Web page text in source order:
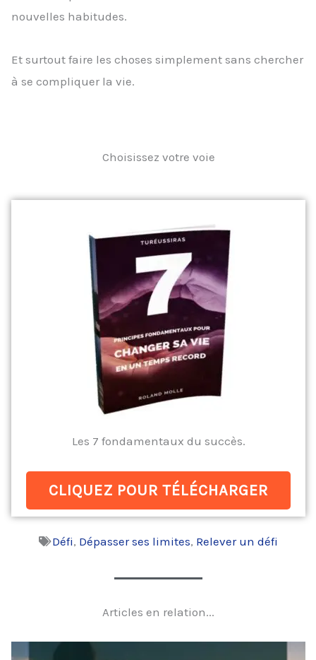
nouvelles habitudes.
Et surtout faire les choses simplement sans chercher
à se compliquer la vie.
Choisissez votre voie
Les 7 fondamentaux du succès.
CLIQUEZ POUR TÉLÉCHARGER
Défi, Dépasser ses limites, Relever un défi
Articles en relation...